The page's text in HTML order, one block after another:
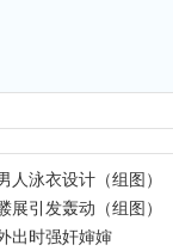
人泳衣设计（组图）
展引发轰动（组图）
出时强奸婶婶